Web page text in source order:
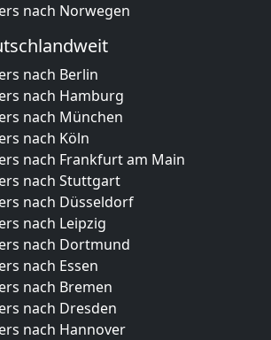
nach Norwegen
nach Berlin
nach Hamburg
nach München
nach Köln
nach Frankfurt am Main
nach Stuttgart
nach Düsseldorf
nach Leipzig
nach Dortmund
nach Essen
nach Bremen
nach Dresden
nach Hannover